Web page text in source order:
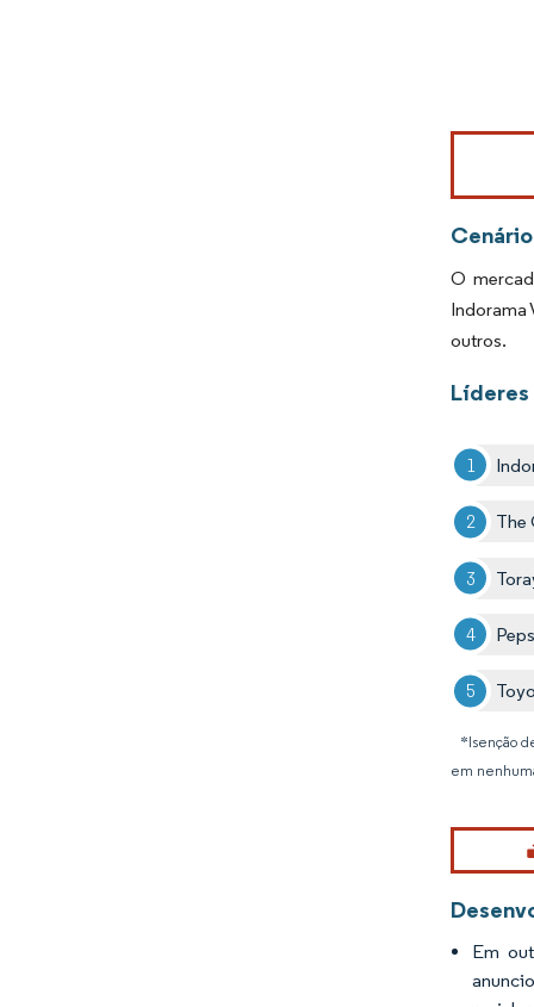
Imagem ©
O
Indorama
outros.
Líderes
The
*Isenção
em
Em